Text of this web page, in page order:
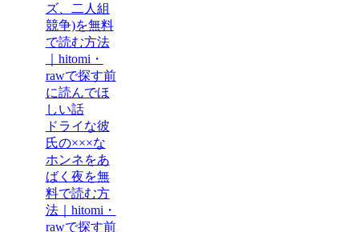
ズ、二人組
競争)を無料
で読む方法
｜hitomi・
rawで探す前
に読んでほ
しい話
ドライな彼
氏の×××な
ホンネをあ
ばく夜を無
料で読む方
法｜hitomi・
rawで探す前